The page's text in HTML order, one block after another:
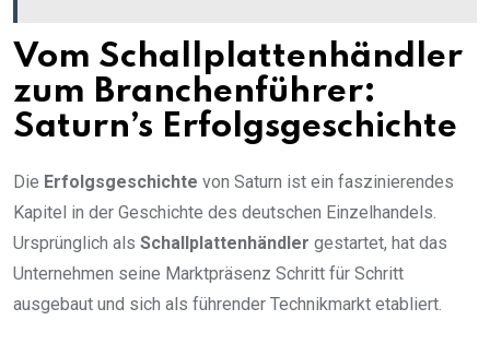
Vom Schallplattenhändler
zum Branchenführer:
Saturn’s Erfolgsgeschichte
Die Erfolgsgeschichte von Saturn ist ein faszinierendes
Kapitel in der Geschichte des deutschen Einzelhandels.
Ursprünglich als Schallplattenhändler gestartet, hat das
Unternehmen seine Marktpräsenz Schritt für Schritt
ausgebaut und sich als führender Technikmarkt etabliert.